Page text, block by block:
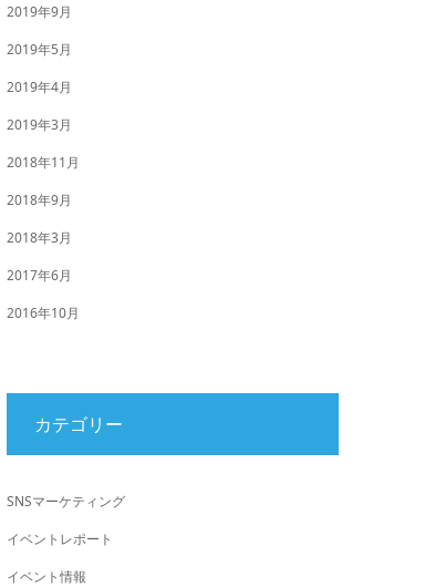
2019年9月
2019年5月
2019年4月
2019年3月
2018年11月
2018年9月
2018年3月
2017年6月
2016年10月
カテゴリー
SNSマーケティング
イベントレポート
イベント情報